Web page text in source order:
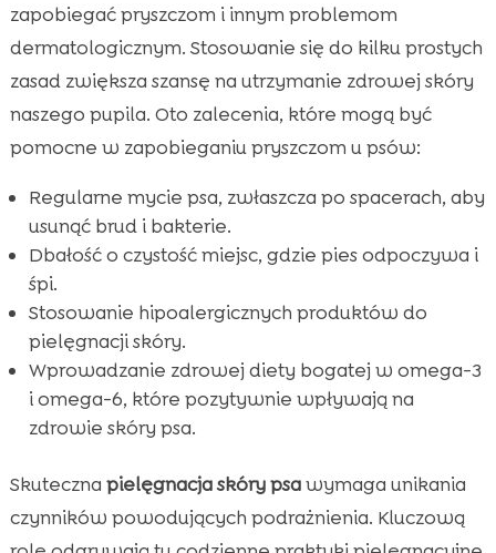
zapobiegać pryszczom i innym problemom
dermatologicznym. Stosowanie się do kilku prostych
zasad zwiększa szansę na utrzymanie zdrowej skóry
naszego pupila. Oto zalecenia, które mogą być
pomocne w zapobieganiu pryszczom u psów:
Regularne mycie psa, zwłaszcza po spacerach, aby
usunąć brud i bakterie.
Dbałość o czystość miejsc, gdzie pies odpoczywa i
śpi.
Stosowanie hipoalergicznych produktów do
pielęgnacji skóry.
Wprowadzanie zdrowej diety bogatej w omega-3
i omega-6, które pozytywnie wpływają na
zdrowie skóry psa.
Skuteczna pielęgnacja skóry psawymaga unikania
czynników powodujących podrażnienia. Kluczową